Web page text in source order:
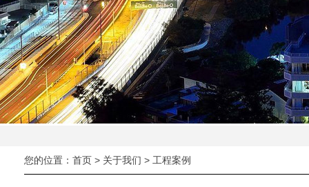
您的位置： 首页 > 关于我们 > 工程案例